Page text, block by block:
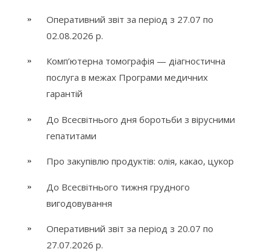
Оперативний звіт за період з 27.07 по
02.08.2026 р.
Комп’ютерна томографія — діагностична
послуга в межах Програми медичних
гарантій
До Всесвітнього дня боротьби з вірусними
гепатитами
Про закупівлю продуктів: олія, какао, цукор
До Всесвітнього тижня грудного
вигодовування
Оперативний звіт за період з 20.07 по
27.07.2026 р.